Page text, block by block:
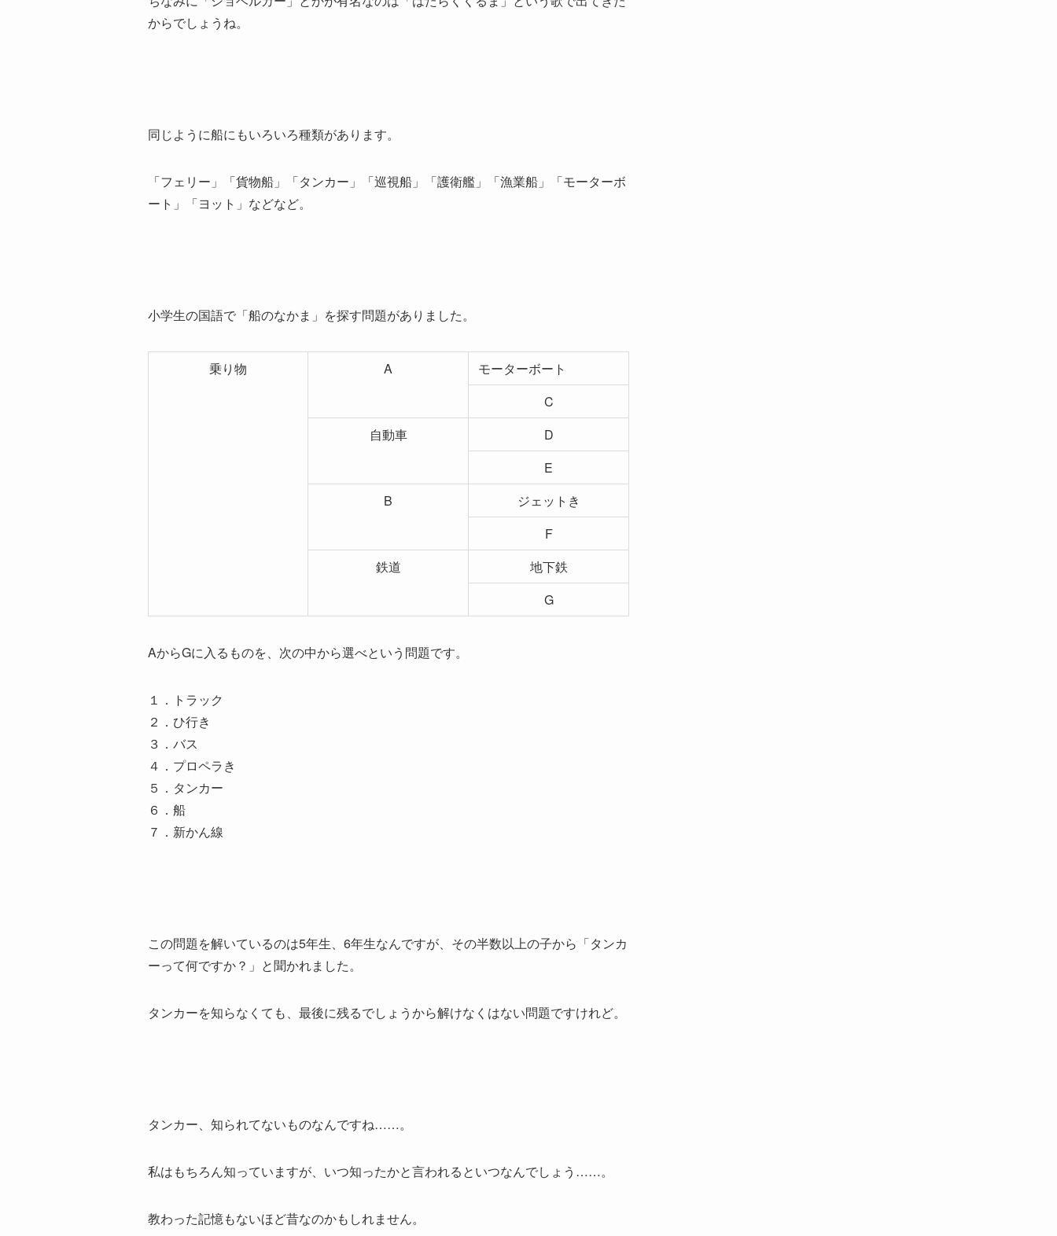
からでしょうね。
同じように船にもいろいろ種類があります。
「フェリー」「貨物船」「タンカー」「巡視船」「護衛艦」「漁業船」「モーターボ
ート」「ヨット」などなど。
小学生の国語で「船のなかま」を探す問題がありました。
乗り物 A
モーターボート
C
自動車
D
E
B
ジェットき
F
鉄道
地下鉄
G
AからGに入るものを、次の中から選べという問題です。
１．トラック
２．ひ行き
３．バス
４．プロペラき
５．タンカー
６．船
７．新かん線
この問題を解いているのは5年生、6年生なんですが、その半数以上の子から「タンカ
ーって何ですか？」と聞かれました。
タンカーを知らなくても、最後に残るでしょうから解けなくはない問題ですけれど。
タンカー、知られてないものなんですね……。
私はもちろん知っていますが、いつ知ったかと言われるといつなんでしょう……。
教わった記憶もないほど昔なのかもしれません。